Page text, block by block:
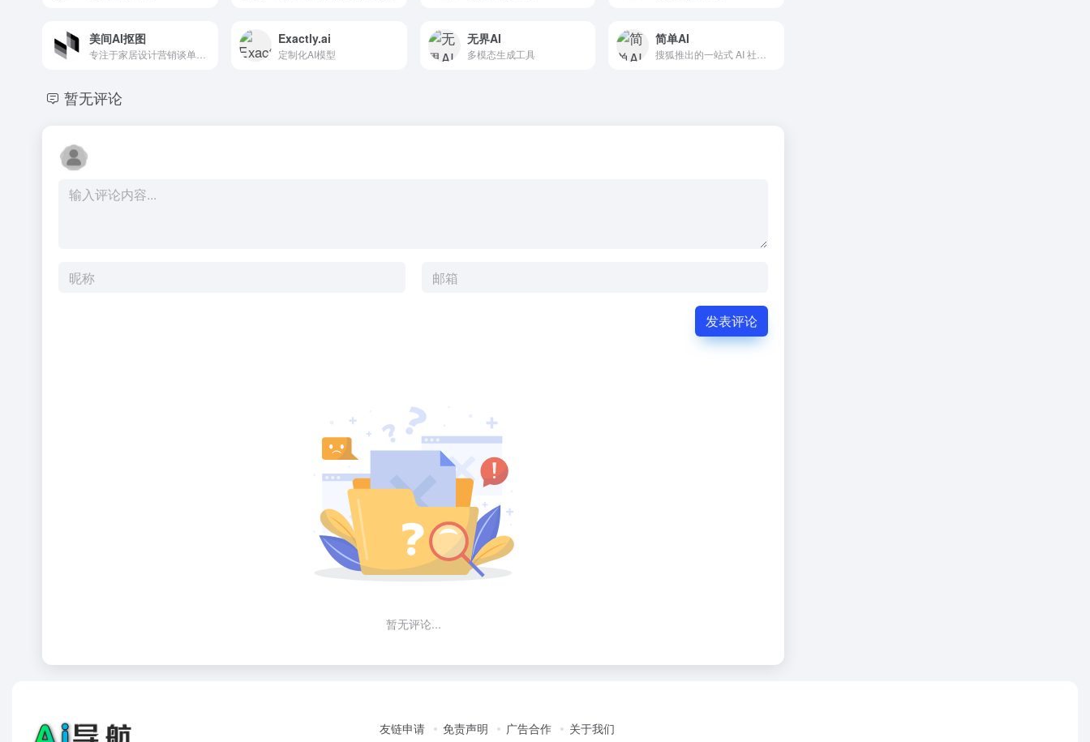
美间AI抠图 Exactly.ai
定制化AI模型
无界AI
多模态生成工具
简单AI
暂无评论
发表评论
暂无评论...
友链申请 免责声明 广告合作 关于我们